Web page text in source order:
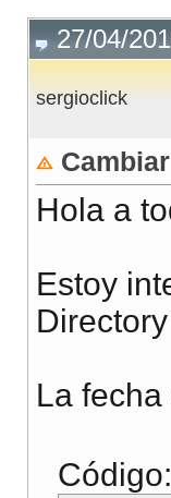
27/04/
sergioclick
Hola a
Estoy
La
Código: